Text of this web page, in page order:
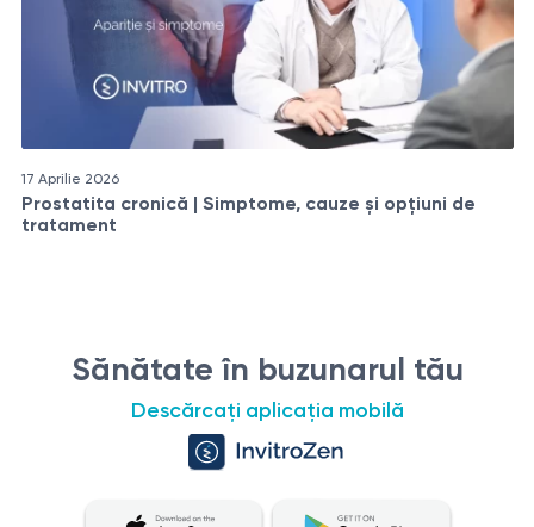
17 Aprilie 2026
Prostatita cronică | Simptome, cauze și opțiuni de
tratament
Sănătate în buzunarul tău
Descărcați aplicația mobilă